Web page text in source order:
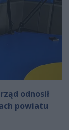
odnosił
powiatu